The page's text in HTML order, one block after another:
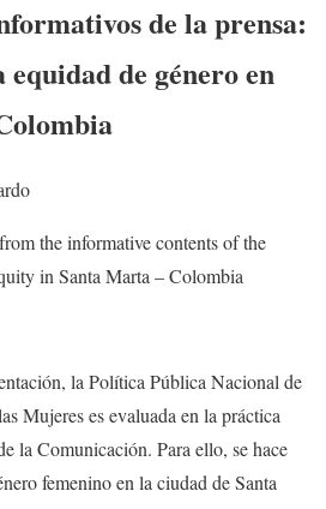
de la prensa:
de género en
the informative contents of the
in Santa Marta – Colombia
la Política Pública Nacional de
Mujeres es evaluada en la práctica
la Comunicación. Para ello, se hace
femenino en la ciudad de Santa